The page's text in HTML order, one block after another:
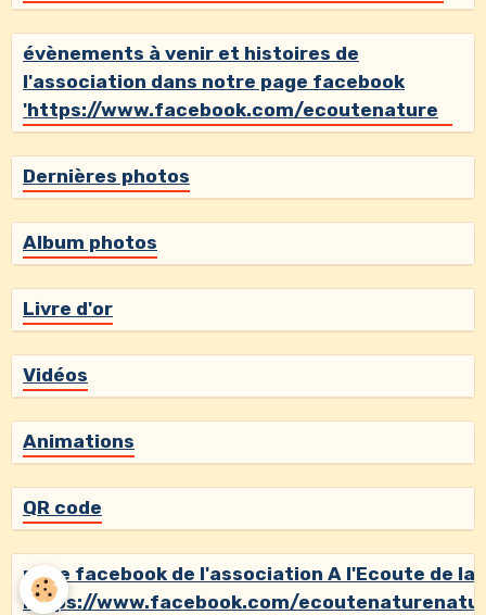
évènements à venir et histoires de
l'association dans notre page facebook
'https://www.facebook.com/ecoutenature
Dernières photos
Album photos
Livre d'or
Vidéos
Animations
QR code
page facebook de l'association A l'Ecoute de la
https://www.facebook.com/